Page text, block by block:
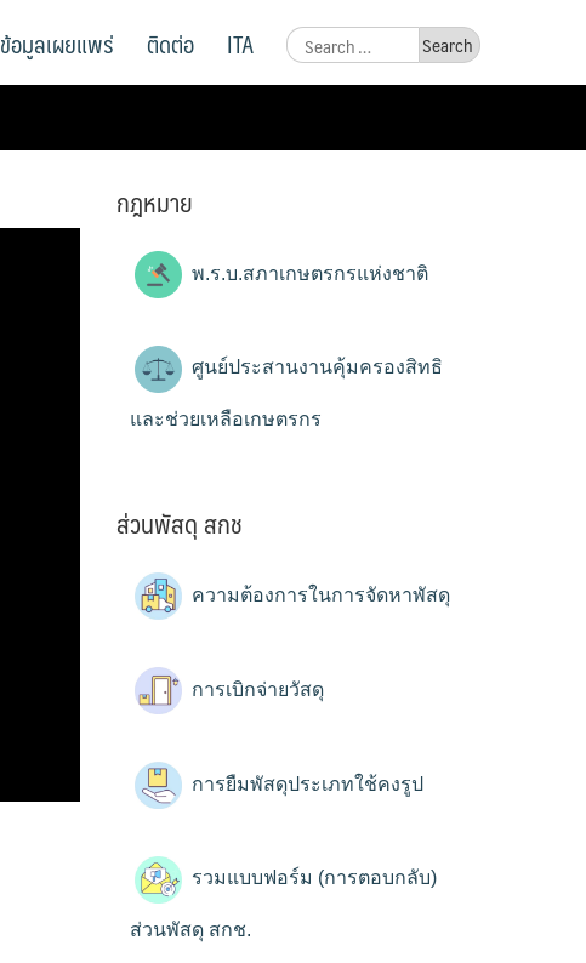
Search
for:
ข้อมูลเผยแพร่ ติดต่อ ITA
กฎหมาย
พ.ร.บ.สภาเกษตรกรแห่งชาติ
ศูนย์ประสานงานคุ้มครองสิทธิ
และช่วยเหลือเกษตรกร
ส่วนพัสดุ สกช
ความต้องการในการจัดหาพัสดุ
การเบิกจ่ายวัสดุ
การยืมพัสดุประเภทใช้คงรูป
รวมแบบฟอร์ม (การตอบกลับ)
ส่วนพัสดุ สกช.